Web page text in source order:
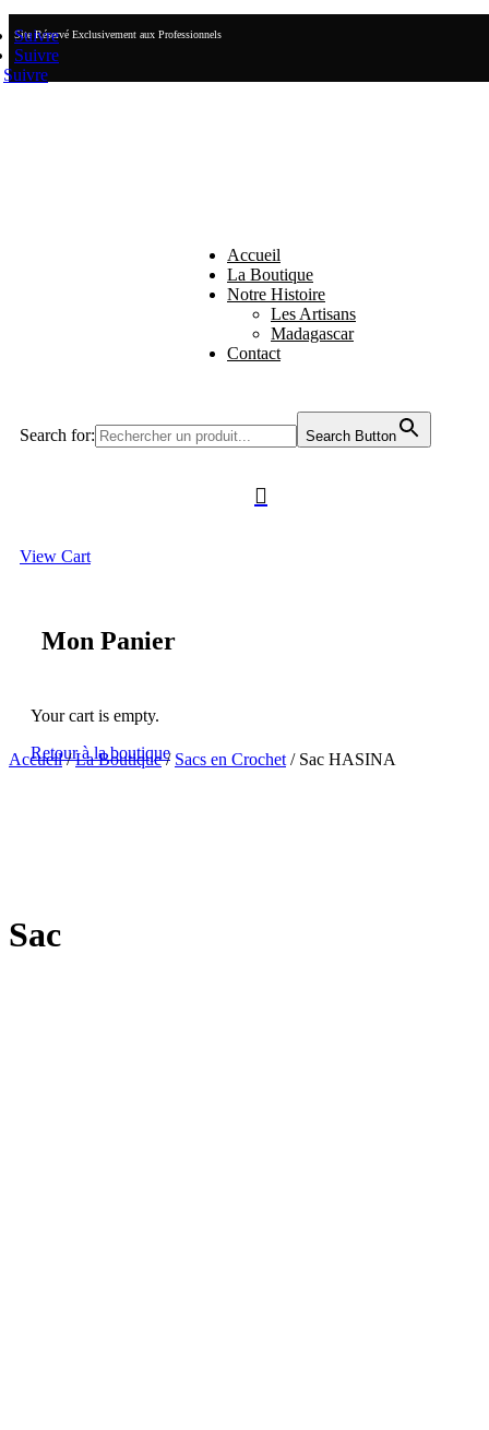
Site Réservé Exclusivement aux Professionnels
Suivre
Suivre
Suivre
Accueil
La Boutique
Notre Histoire
Les Artisans
Madagascar
Contact
Search for: Search Button

View Cart
Mon Panier
Your cart is empty.
Retour à la boutique
Accueil/La Boutique/ Sacs en Crochet / Sac HASINA
Sac